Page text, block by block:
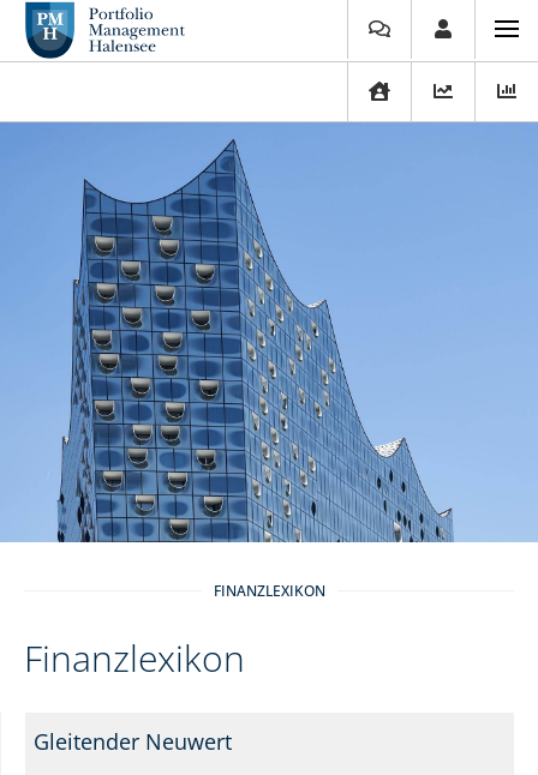
FINANZLEXIKON
Finanzlexikon
Gleitender Neuwert